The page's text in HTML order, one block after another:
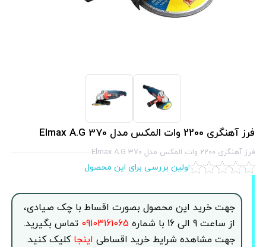
فرز آهنگری 2200 وات المکس مدل Elmax A.G 370
فرز آهنگری 2200 وات المکس مدل Elmax A.G 370
اولین بررسی برای این محصول
جهت خرید این محصول بصورت اقساط با چک صیادی،
از ساعت 9 الی 16 با شماره
09103161065 تماس بگیرید.
جهت مشاهده شرایط خرید اقساطی اینجاکلیک کنید.